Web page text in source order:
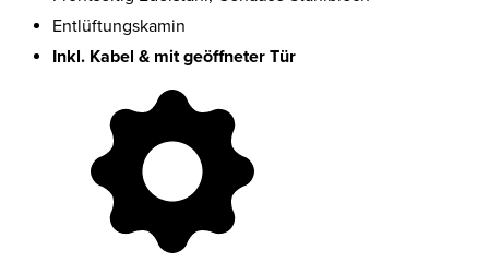
Entlüftungskamin
Inkl. Kabel & mit geöffneter Tür